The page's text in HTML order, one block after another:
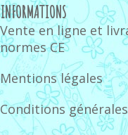
INFORMATIONS
Vente en ligne et
normes CE
Mentions légales
Conditions